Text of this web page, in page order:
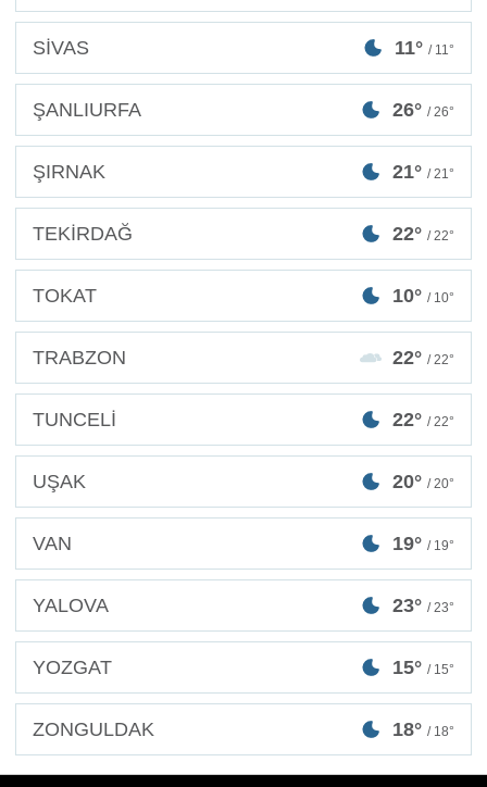
SİVAS 11° / 11°
ŞANLIURFA 26° / 26°
ŞIRNAK 21° / 21°
TEKİRDAĞ 22° / 22°
TOKAT 10° / 10°
TRABZON 22° / 22°
TUNCELİ 22° / 22°
UŞAK 20° / 20°
VAN 19° / 19°
YALOVA 23° / 23°
YOZGAT 15° / 15°
ZONGULDAK 18° / 18°